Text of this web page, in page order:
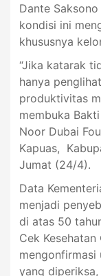
Dante
kondisi ini
khususnya
“Jika katarak
hanya
produktivitas
membuka
Noor Dubai
Kapuas,
Jumat (24/4).
Data
menjadi
di atas 50
Cek
mengonfirmasi
yang